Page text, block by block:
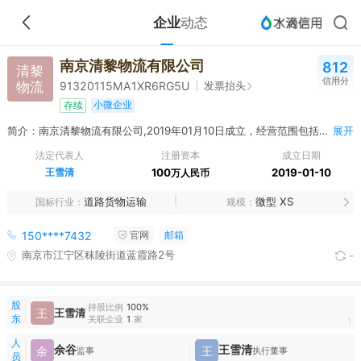
企业动态
清黎
物流
南京清黎物流有限公司
91320115MA1XR6RG5U 发票抬头
存续 小微企业
812
信用分
简介：南京清黎物流有限公司,2019年01月10日成立，经营范围包括道路货物运输；货运代理；仓储服务；包装材料、办公用品、服装、电子器材、化妆品、鞋帽销售；增值电信业务；自营和代理各类商品和技术的进出口业务（国家限定公司经营或禁止进出口的商品和技术除外）。（依法须经批准的项目，经相关部门批准后方可开展经营活动） 展开
法定代表人
王雪清
注册资本
100万人民币
成立日期
2019-01-10
国标行业 道路货物运输 规模 微型 XS
150****7432 官网 邮箱
南京市江宁区秣陵街道蓝霞路2号 -
股
东
王 王雪清 持股比例 100%
关联企业 1 家 1
人
员
余 余谷监事 王 王雪清执行董事